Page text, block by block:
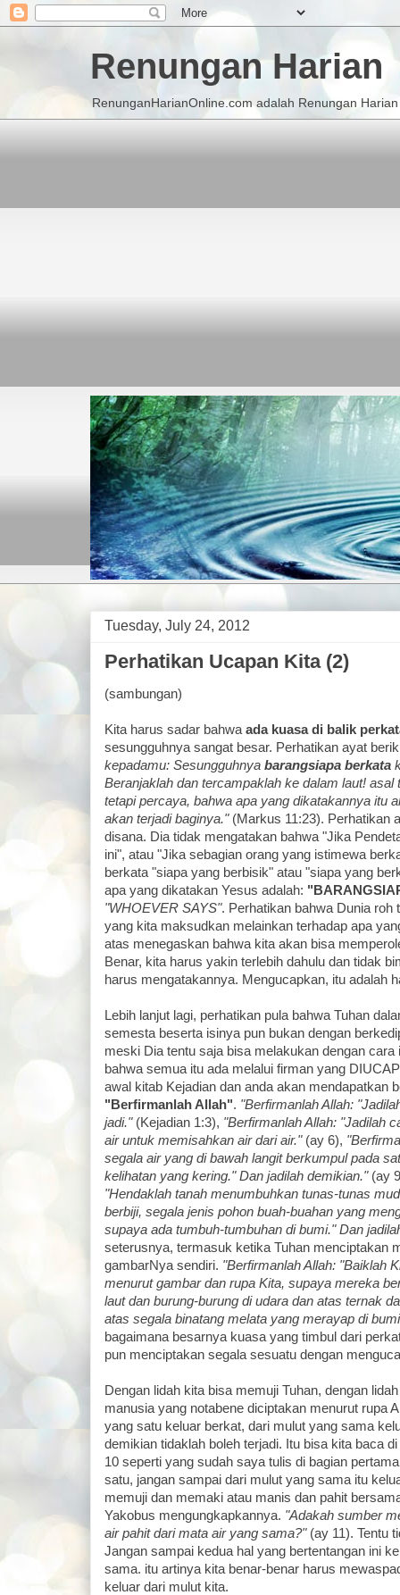
Renungan Harian
RenunganHarianOnline.com adalah Renungan
Tuesday, July 24, 2012
Perhatikan Ucapan Kita (2)
(sambungan)
Kita harus sadar bahwa ada kuasa di balik
sesungguhnya sangat besar. Perhatikan ayat
kepadamu: Sesungguhnya barangsiapa berkata
Beranjaklah dan tercampaklah ke dalam laut! asal
tetapi percaya, bahwa apa yang dikatakannya itu
akan terjadi baginya."(Markus 11:23). Perhatikan
disana. Dia tidak mengatakan bahwa "Jika
ini", atau "Jika sebagian orang yang istimewa
berkata "siapa yang berbisik" atau "siapa yang
apa yang dikatakan Yesus adalah:
"WHOEVER SAYS". Perhatikan bahwa Dunia roh
yang kita maksudkan melainkan terhadap apa
atas menegaskan bahwa kita akan bisa
Benar, kita harus yakin terlebih dahulu dan tidak
harus mengatakannya. Mengucapkan, itu adalah
Lebih lanjut lagi, perhatikan pula bahwa Tuhan
semesta beserta isinya pun bukan dengan
meski Dia tentu saja bisa melakukan dengan cara
bahwa semua itu ada melalui firman yang
awal kitab Kejadian dan anda akan mendapatkan
"Berfirmanlah Allah". "Berfirmanlah Allah:
jadi."(Kejadian 1:3), "Berfirmanlah Allah: "Jadilah
air untuk memisahkan air dari air."(ay 6),
segala air yang di bawah langit berkumpul pada
kelihatan yang kering." Dan jadilah demikian."(ay
"Hendaklah tanah menumbuhkan tunas-tunas
berbiji, segala jenis pohon buah-buahan yang
supaya ada tumbuh-tumbuhan di bumi." Dan
seterusnya, termasuk ketika Tuhan menciptakan
gambarNya sendiri. "Berfirmanlah Allah: "Baiklah
menurut gambar dan rupa Kita, supaya mereka
laut dan burung-burung di udara dan atas ternak
atas segala binatang melata yang merayap di
bagaimana besarnya kuasa yang timbul dari
pun menciptakan segala sesuatu dengan
Dengan lidah kita bisa memuji Tuhan, dengan
manusia yang notabene diciptakan menurut rupa
yang satu keluar berkat, dari mulut yang sama
demikian tidaklah boleh terjadi. Itu bisa kita baca
10 seperti yang sudah saya tulis di bagian
satu, jangan sampai dari mulut yang sama itu
memuji dan memaki atau manis dan pahit
Yakobus mengungkapkannya. "Adakah sumber
air pahit dari mata air yang sama?"(ay 11). Tentu
Jangan sampai kedua hal yang bertentangan ini
sama. itu artinya kita benar-benar harus
keluar dari mulut kita.